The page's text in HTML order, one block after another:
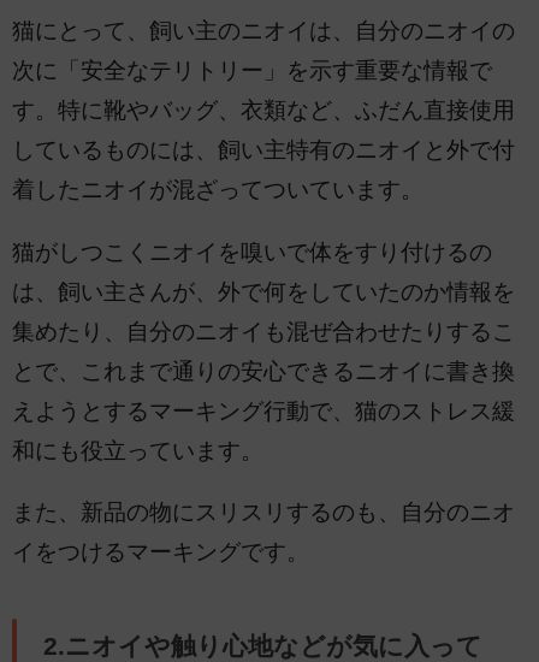
猫にとって、飼い主のニオイは、自分のニオイの
次に「安全なテリトリー」を示す重要な情報で
す。特に靴やバッグ、衣類など、ふだん直接使用
しているものには、飼い主特有のニオイと外で付
着したニオイが混ざってついています。
猫がしつこくニオイを嗅いで体をすり付けるの
は、飼い主さんが、外で何をしていたのか情報を
集めたり、自分のニオイも混ぜ合わせたりするこ
とで、これまで通りの安心できるニオイに書き換
えようとするマーキング行動で、猫のストレス緩
和にも役立っています。
また、新品の物にスリスリするのも、自分のニオ
イをつけるマーキングです。
2.ニオイや触り心地などが気に入って